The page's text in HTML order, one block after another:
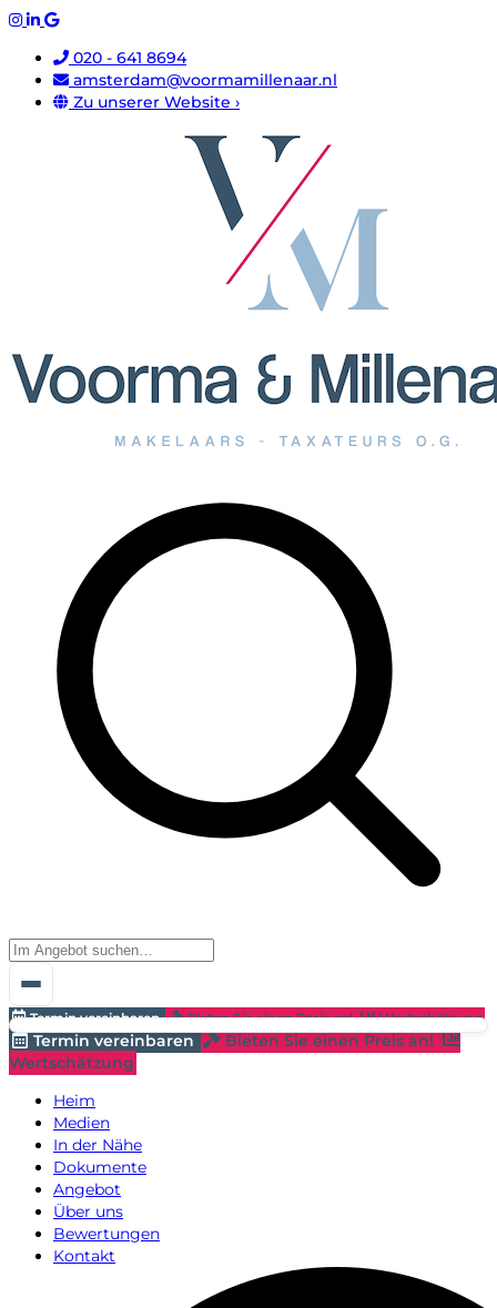
020 - 641 8694
amsterdam@voormamillenaar.nl
Zu unserer Website ›
Termin vereinbaren Bieten Sie einen Preis an! Wertschätzung
Termin vereinbaren
Bieten Sie einen Preis an!
Wertschätzung
Heim
Medien
In der Nähe
Dokumente
Angebot
Über uns
Bewertungen
Kontakt